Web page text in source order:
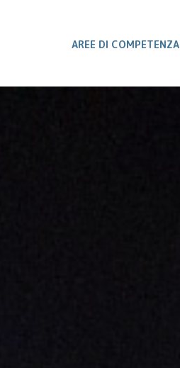
AREE DI COMPETENZA